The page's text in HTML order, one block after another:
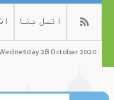
اتصل بنا
28 October 2020